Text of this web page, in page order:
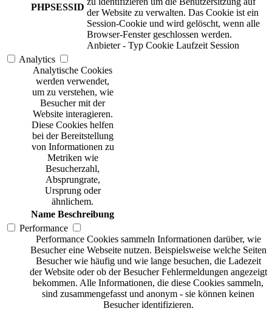
PHPSESSID
der Website zu verwalten. Das Cookie ist ein
Session-Cookie und wird gelöscht, wenn alle
Browser-Fenster geschlossen werden.
Anbieter - Typ Cookie Laufzeit Session
Analytics
Analytische Cookies
werden verwendet,
um zu verstehen, wie
Besucher mit der
Website interagieren.
Diese Cookies helfen
bei der Bereitstellung
von Informationen zu
Metriken wie
Besucherzahl,
Absprungrate,
Ursprung oder
ähnlichem.
Name Beschreibung
Performance
Performance Cookies sammeln Informationen darüber, wie
Besucher eine Webseite nutzen. Beispielsweise welche Seiten
Besucher wie häufig und wie lange besuchen, die Ladezeit
der Website oder ob der Besucher Fehlermeldungen angezeigt
bekommen. Alle Informationen, die diese Cookies sammeln,
sind zusammengefasst und anonym - sie können keinen
Besucher identifizieren.